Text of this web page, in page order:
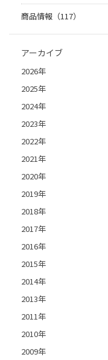
商品情報（117）
アーカイブ
2026年
2025年
2024年
2023年
2022年
2021年
2020年
2019年
2018年
2017年
2016年
2015年
2014年
2013年
2011年
2010年
2009年